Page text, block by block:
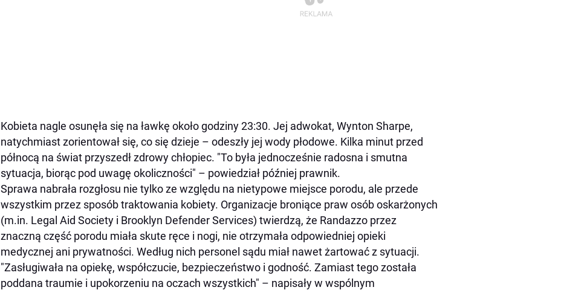
Kobieta nagle osunęła się na ławkę około godziny 23:30. Jej adwokat, Wynton Sharpe,
natychmiast zorientował się, co się dzieje – odeszły jej wody płodowe. Kilka minut przed
północą na świat przyszedł zdrowy chłopiec. "To była jednocześnie radosna i smutna
sytuacja, biorąc pod uwagę okoliczności" – powiedział później prawnik.
Sprawa nabrała rozgłosu nie tylko ze względu na nietypowe miejsce porodu, ale przede
wszystkim przez sposób traktowania kobiety. Organizacje broniące praw osób oskarżonych
(m.in. Legal Aid Society i Brooklyn Defender Services) twierdzą, że Randazzo przez
znaczną część porodu miała skute ręce i nogi, nie otrzymała odpowiedniej opieki
medycznej ani prywatności. Według nich personel sądu miał nawet żartować z sytuacji.
"Zasługiwała na opiekę, współczucie, bezpieczeństwo i godność. Zamiast tego została
poddana traumie i upokorzeniu na oczach wszystkich" – napisały w wspólnym